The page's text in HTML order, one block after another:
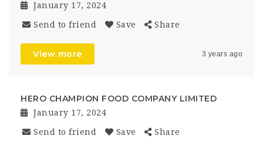
January 17, 2024
Send to friend Save Share
View more 3 years ago
HERO CHAMPION FOOD COMPANY LIMITED
January 17, 2024
Send to friend Save Share